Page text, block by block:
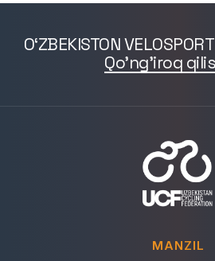
O‘ZBEKISTON
Qo'ng'iroq
MANZIL